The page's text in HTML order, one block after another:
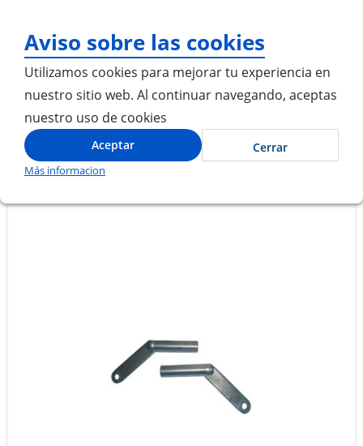
Aviso sobre las cookies
Utilizamos cookies para mejorar tu experiencia en
nuestro sitio web. Al continuar navegando, aceptas
nuestro uso de cookies
Aceptar Cerrar
Más informacion
Inicio
PALANCAS ESCUALIZABLES CON PINTURA ELECTROSTATICA /
Saltar
Saltar